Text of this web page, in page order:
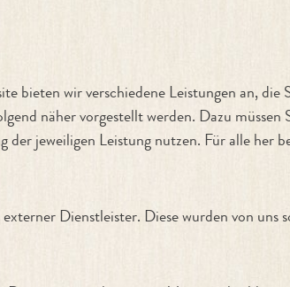
bieten wir verschiedene Leistungen an,
näher vorgestellt werden. Dazu
jeweiligen Leistung nutzen. Für alle her
Dienstleister. Diese wurden von uns